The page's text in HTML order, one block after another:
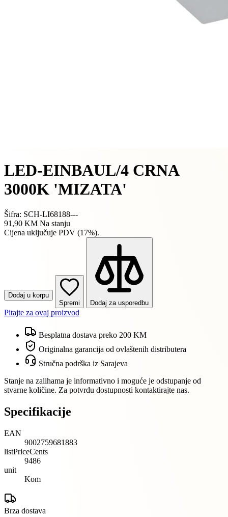
LED-EINBAUL/4 CRNA
3000K 'MIZATA'
Šifra: SCH-LI68188---
91,90 KM Na stanju
Cijena uključuje PDV (17%).
Dodaj u korpu
Spremi
Dodaj za usporedbu
Pitajte za ovaj proizvod
Besplatna dostava preko 200 KM
Originalna garancija od ovlaštenih distributera
Stručna podrška iz Sarajeva
Stanje na zalihama je informativno i moguće je odstupanje od
stvarne količine. Za potvrdu dostupnosti kontaktirajte nas.
Specifikacije
EAN
9002759681883
listPriceCents
9486
unit
Kom
Brza dostava